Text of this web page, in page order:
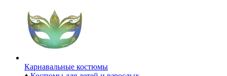
Карнавальные костюмы